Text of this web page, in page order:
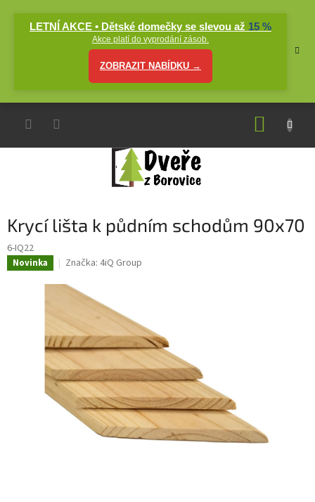
LETNÍ AKCE • Dětské domečky se slevou až 15 %
Akce platí do vyprodání zásob.
ZOBRAZIT NABÍDKU →
Krycí lišta k půdním schodům 90x70
6-IQ22
Novinka Značka: 4iQ Group